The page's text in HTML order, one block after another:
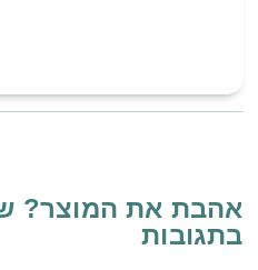
אהבת את המוצר?
בתגובות